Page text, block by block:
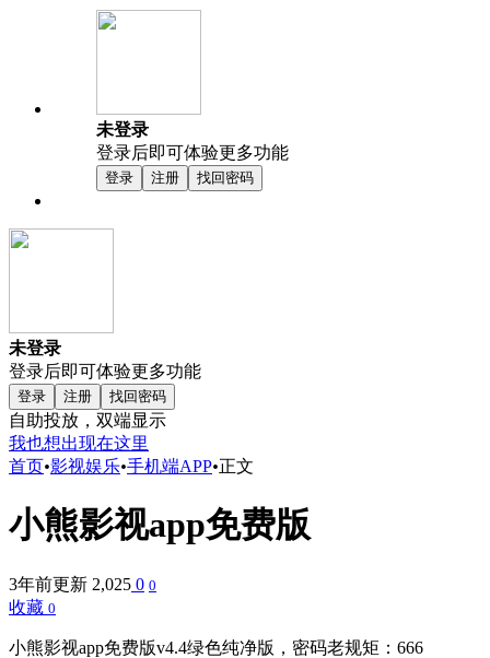
未登录
登录后即可体验更多功能
登录 注册 找回密码
未登录
登录后即可体验更多功能
登录 注册 找回密码
自助投放，双端显示
我也想出现在这里
首页•影视娱乐•手机端APP•正文
小熊影视app免费版
3年前更新 2,025 0 0
收藏 0
小熊影视app免费版v4.4绿色纯净版，密码老规矩：666